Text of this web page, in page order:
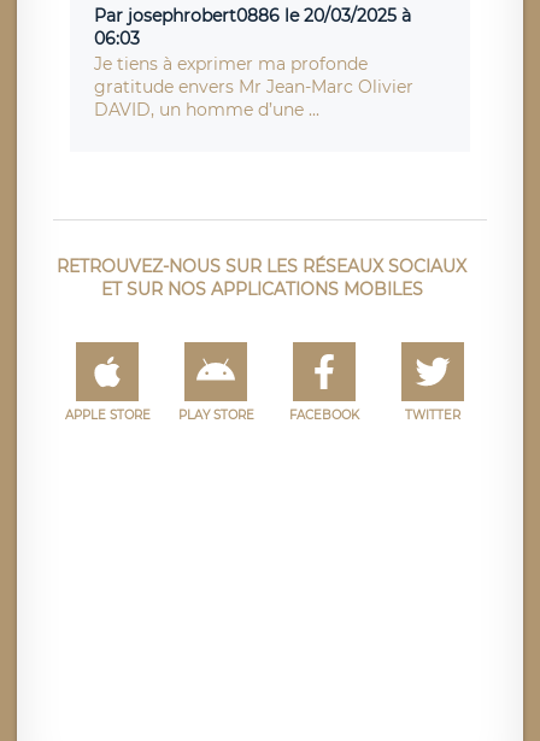
Par josephrobert0886 le 20/03/2025 à
06:03
Je tiens à exprimer ma profonde
gratitude envers Mr Jean-Marc Olivier
DAVID, un homme d’une ...
RETROUVEZ-NOUS SUR LES RÉSEAUX SOCIAUX
ET SUR NOS APPLICATIONS MOBILES
APPLE STORE PLAY STORE FACEBOOK TWITTER